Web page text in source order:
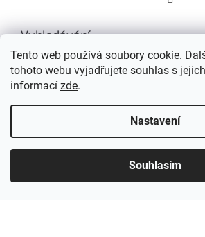
Tento web používá soubory cookie.
tohoto webu vyjadřujete souhlas s
informací zde.
Nastavení
Souhlasím
Vyhledávání
HLEDAT
Vytvořil Shoptet